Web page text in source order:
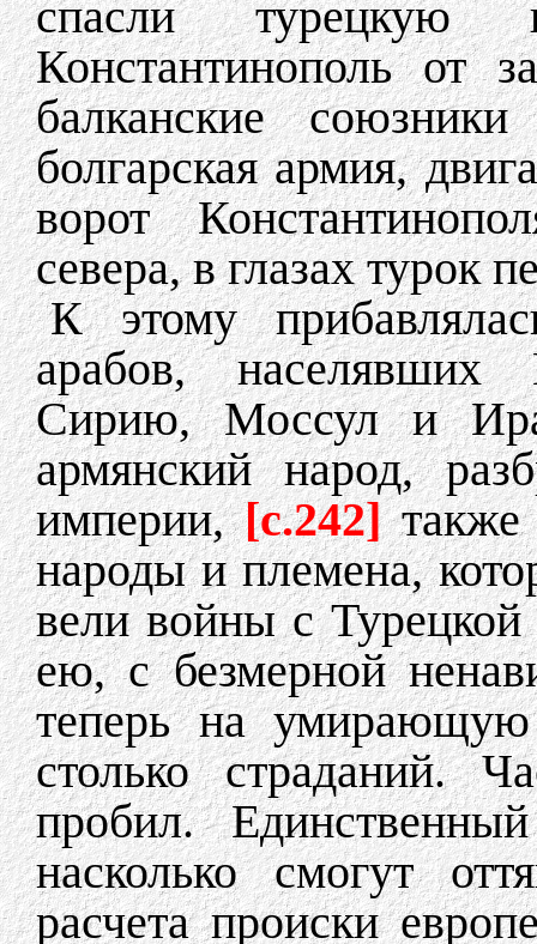
спасли
Константинополь от
балканские
болгарская армия,
ворот
севера, в глазах турок
К этому
арабов, населявших
Сирию, Моссул и
армянский народ,
империи,[c.242]также
народы и племена,
вели войны с
ею, с безмерной
теперь на
столько страданий.
пробил.
насколько смогут
расчета происки